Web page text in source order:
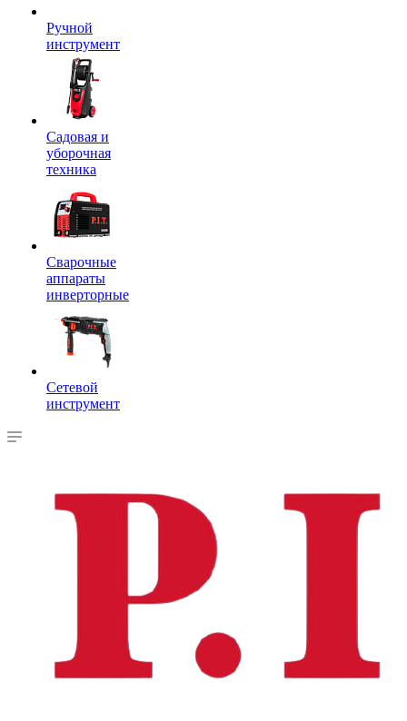
Ручной
инструмент
Садовая и
уборочная
техника
Сварочные
аппараты
инверторные
Сетевой
инструмент